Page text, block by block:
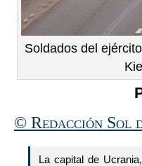
Soldados del
© Redacción Sol
La capital de